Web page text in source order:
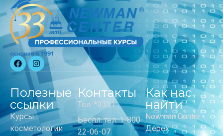
Полезные
ссылки
Курсы
косметологии
Контакты
Тел: *3331
Беспл. тел: 1-800-
22-06-07
Как нас
найти
Newman Center
Дерех